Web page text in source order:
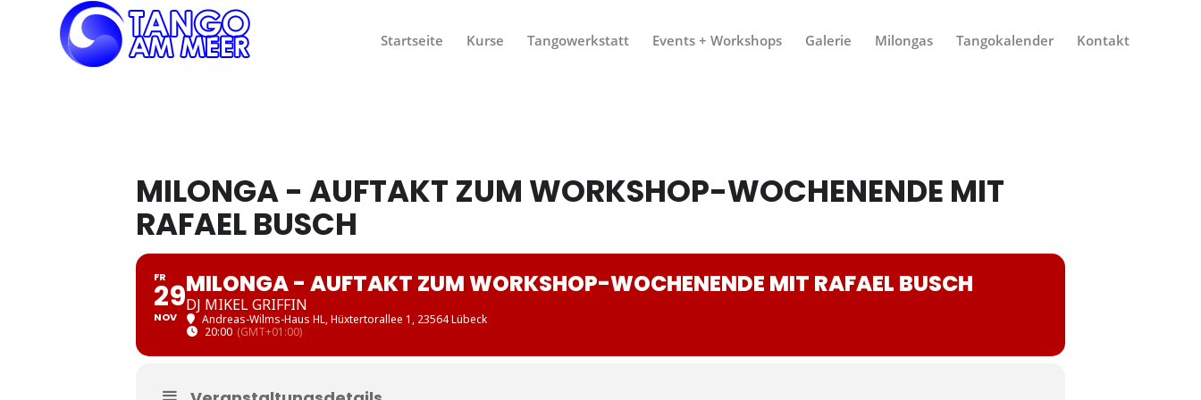
Startseite Kurse Tangowerkstatt Events + Workshops Galerie Milongas Tangokalender Kontakt
MILONGA - AUFTAKT ZUM WORKSHOP-WOCHENENDE MIT
RAFAEL BUSCH
FR
29
NOV
MILONGA - AUFTAKT ZUM WORKSHOP-WOCHENENDE MIT RAFAEL BUSCH
DJ MIKEL GRIFFIN
Andreas-Wilms-Haus HL, Hüxtertorallee 1, 23564 Lübeck
20:00 (GMT+01:00)